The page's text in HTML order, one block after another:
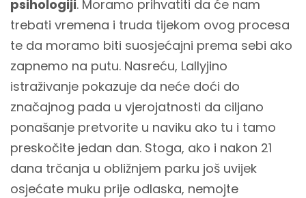
psihologiji. Moramo prihvatiti da će nam
trebati vremena i truda tijekom ovog procesa
te da moramo biti suosjećajni prema sebi ako
zapnemo na putu. Nasreću, Lallyjino
istraživanje pokazuje da neće doći do
značajnog pada u vjerojatnosti da ciljano
ponašanje pretvorite u naviku ako tu i tamo
preskočite jedan dan. Stoga, ako i nakon 21
dana trčanja u obližnjem parku još uvijek
osjećate muku prije odlaska, nemojte